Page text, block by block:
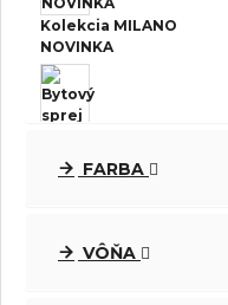
Kolekcia MILANO
NOVINKA
Bytový sprej MILANO
FARBA
VÔŇA